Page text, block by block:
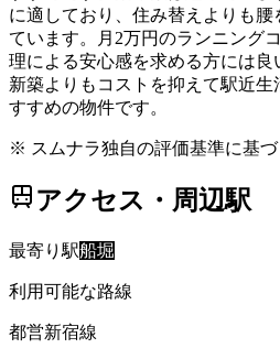
に適しており、住み替えよりも
ています。月2万円のランニング
理による安心感を求める方には良
新築よりもコストを抑えて駅近
すすめの物件です。
※ スムナラ独自の評価基準に基
アクセス・周辺駅
最寄り駅船堀
利用可能な路線
都営新宿線